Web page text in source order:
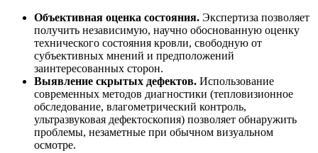
Объективная оценка состояния. Экспертиза позволяет
получить независимую, научно обоснованную оценку
технического состояния кровли, свободную от
субъективных мнений и предположений
заинтересованных сторон.
Выявление скрытых дефектов. Использование
современных методов диагностики (тепловизионное
обследование, влагометрический контроль,
ультразвуковая дефектоскопия) позволяет обнаружить
проблемы, незаметные при обычном визуальном
осмотре.